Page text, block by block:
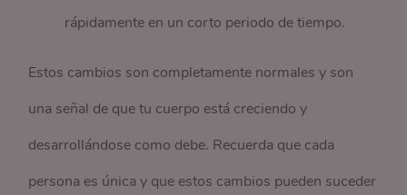
rápidamente en un corto periodo de tiempo.
Estos cambios son completamente normales y son
una señal de que tu cuerpo está creciendo y
desarrollándose como debe. Recuerda que cada
persona es única y que estos cambios pueden suceder